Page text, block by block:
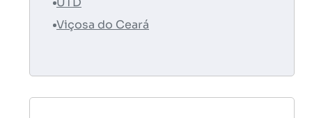
Viçosa do Ceará